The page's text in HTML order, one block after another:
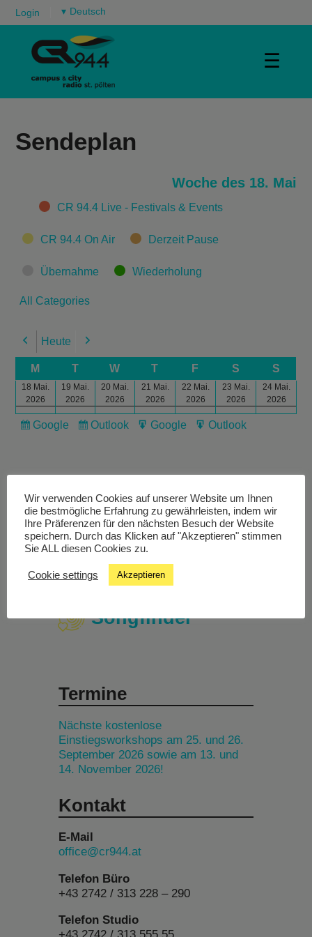
Login ▾
☰
Sendeplan
Woche des 18. Mai
CategoriesCR 94.4 Live - Festivals & Events
CR 94.4 On Air Derzeit Pause
Übernahme Wiederholung
All Categories
Previous
Heute Next
M T W T F S S
18 Mai.
2026
19 Mai.
2026
20 Mai.
2026
21 Mai.
2026
22 Mai.
2026
23 Mai.
2026
24 Mai.
2026
Subscribe
Google
Subscribe
Outlook
Export
Google
Export
Outlook
Livestream
Studiochat
Songfinder
Termine
Nächste kostenlose
Einstiegsworkshops am 25. und 26.
September 2026 sowie am 13. und
14. November 2026!
Kontakt
E-Mail
office@cr944.at
Telefon Büro
+43 2742 / 313 228 – 290
Telefon Studio
+43 2742 / 313 555 55
Wir verwenden Cookies auf unserer Website um Ihnen
die bestmögliche Erfahrung zu gewährleisten, indem wir
Ihre Präferenzen für den nächsten Besuch der Website
speichern. Durch das Klicken auf "Akzeptieren" stimmen
Sie ALL diesen Cookies zu.
Cookie settings Akzeptieren